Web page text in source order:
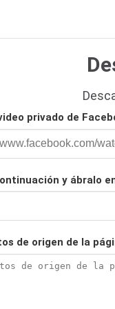
privado de
y ábralo
de origen de la